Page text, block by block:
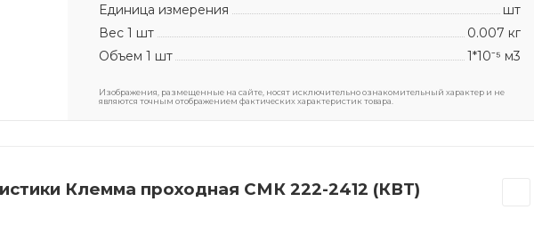
Единица измерения
шт
Вес 1 шт
0.007 кг
Объем 1 шт
1*10⁻⁵ м3
Изображения, размещенные на сайте, носят исключительно ознакомительный характер и не
являются точным отображением фактических характеристик товара.
Клемма проходная СМК 222-2412 (КВТ)